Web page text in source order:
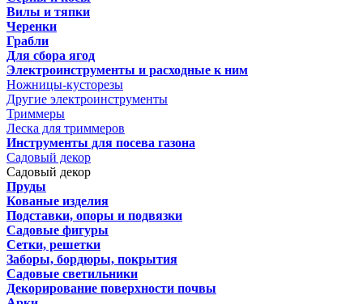
Вилы и тяпки
Черенки
Грабли
Для сбора ягод
Электроинструменты и расходные к ним
Ножницы-кусторезы
Другие электроинструменты
Триммеры
Леска для триммеров
Инструменты для посева газона
Садовый декор
Садовый декор
Пруды
Кованые изделия
Подставки, опоры и подвязки
Садовые фигуры
Сетки, решетки
Заборы, бордюры, покрытия
Садовые светильники
Декорирование поверхности почвы